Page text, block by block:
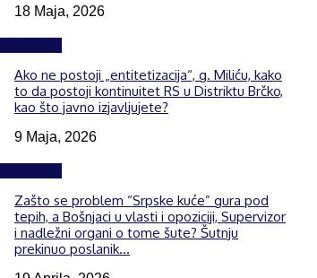
18 Maja, 2026
Ako ne postoji „entitetizacija“, g. Miliću, kako
to da postoji kontinuitet RS u Distriktu Brčko,
kao što javno izjavljujete?
9 Maja, 2026
Zašto se problem “Srpske kuće” gura pod
tepih, a Bošnjaci u vlasti i opoziciji, Supervizor
i nadležni organi o tome šute? Šutnju
prekinuo poslanik...